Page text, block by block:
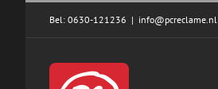
Bel: 0630-121236 | info@pcreclame.nl